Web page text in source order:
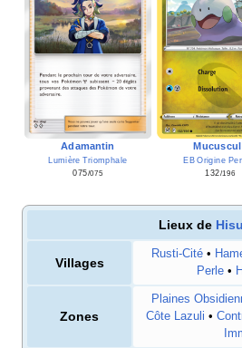
Adamantin
Lumière Triomphale
075/075
EB Origine
132/196
Lieux de
Villages
Rusti-Cité •
Perle•
Zones
Plaines
Côte Lazuli •